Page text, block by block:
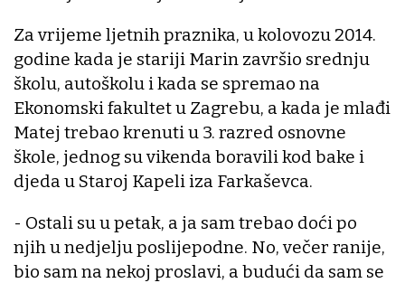
Za vrijeme ljetnih praznika, u kolovozu 2014.
godine kada je stariji Marin završio srednju
školu, autoškolu i kada se spremao na
Ekonomski fakultet u Zagrebu, a kada je mlađi
Matej trebao krenuti u 3. razred osnovne
škole, jednog su vikenda boravili kod bake i
djeda u Staroj Kapeli iza Farkaševca.
- Ostali su u petak, a ja sam trebao doći po
njih u nedjelju poslijepodne. No, večer ranije,
bio sam na nekoj proslavi, a budući da sam se